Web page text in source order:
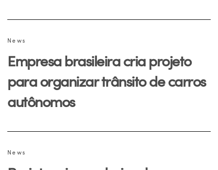
News
Empresa brasileira cria projeto
para organizar trânsito de carros
autônomos
News